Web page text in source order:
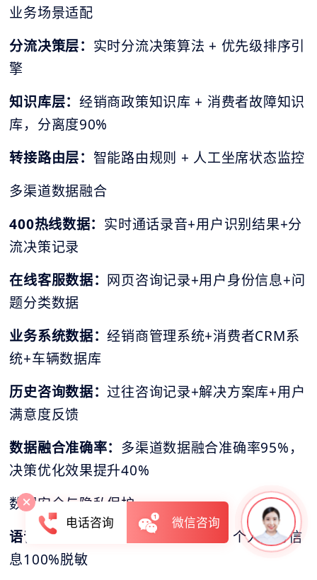
业务场景适配
分流决策层： 实时分流决策算法 + 优先级排序引
擎
知识库层：经销商政策知识库 + 消费者故障知识
库，分离度90%
转接路由层： 智能路由规则 + 人工坐席状态监控
多渠道数据融合
400热线数据： 实时通话录音+用户识别结果+分
流决策记录
在线客服数据： 网页咨询记录+用户身份信息+问
题分类数据
业务系统数据：经销商管理系统+消费者CRM系
统+车辆数据库
历史咨询数据： 过往咨询记录+解决方案库+用户
满意度反馈
数据融合准确率： 多渠道数据融合准确率95%，
决策优化效果提升40%
数据安全与隐私保护
语音数据脱敏：
实时语音脱敏处理，个人身份信
息100%脱敏
电话咨询 微信咨询